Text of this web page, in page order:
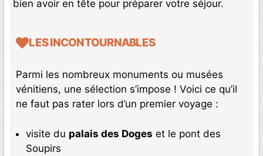
bien avoir en tête pour préparer votre séjour.
LES INCONTOURNABLES
Parmi les nombreux monuments ou musées
vénitiens, une sélection s’impose ! Voici ce qu’il
ne faut pas rater lors d’un premier voyage :
visite du palais des Doges et le pont des
Soupirs